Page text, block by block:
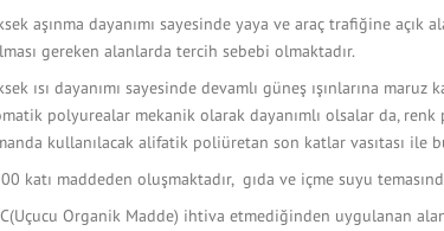
aşınma dayanımı sayesinde yaya ve araç trafiğine
gereken alanlarda tercih sebebi olmaktadır.
ısı dayanımı sayesinde devamlı güneş ışınlarına
polyurealar mekanik olarak dayanımlı olsalar da,
kullanılacak alifatik poliüretan son katlar vasıtası ile
katı maddeden oluşmaktadır, gıda ve içme suyu
Organik Madde) ihtiva etmediğinden uygulanan